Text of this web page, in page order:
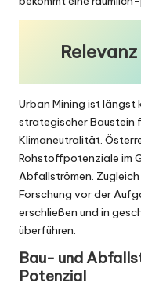
Urban Mining ist längst
strategischer Baustein
Klimaneutralität.
Rohstoffpotenziale im
Abfallströmen.
Forschung vor der
erschließen und in
überführen.
Bau- und
Potenzial